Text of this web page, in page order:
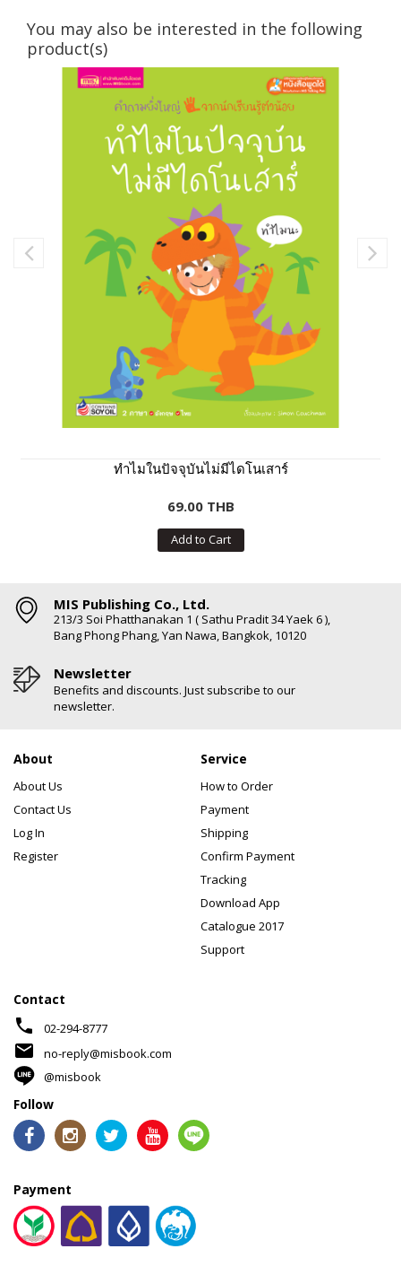
You may also be interested in the following
product(s)
ทำไมในปัจจุบันไม่มีไดโนเสาร์
69.00 THB
Add to Cart
MIS Publishing Co., Ltd.
213/3 Soi Phatthanakan 1 ( Sathu Pradit 34 Yaek 6 ),
Bang Phong Phang, Yan Nawa, Bangkok, 10120
Newsletter
Benefits and discounts. Just subscribe to our
newsletter.
About
About Us
Contact Us
Log In
Register
Service
How to Order
Payment
Shipping
Confirm Payment
Tracking
Download App
Catalogue 2017
Support
Contact
phone 02-294-8777
mail
no-reply@misbook.com
@misbook
Follow
Payment